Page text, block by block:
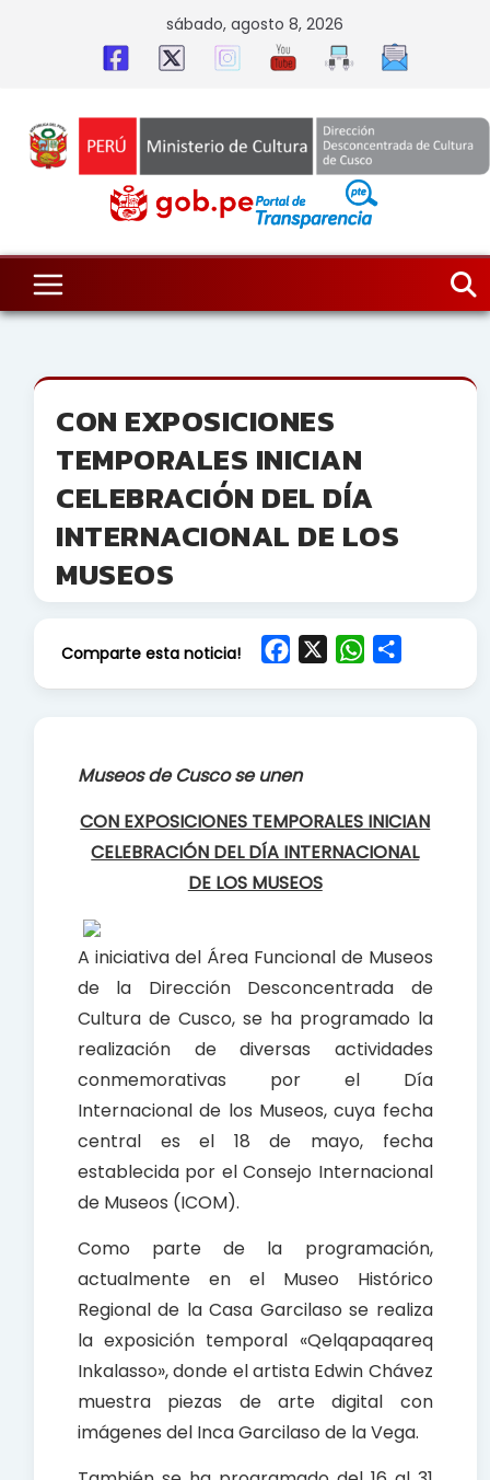
sábado, agosto 8, 2026
CON EXPOSICIONES
TEMPORALES INICIAN
CELEBRACIÓN DEL DÍA
INTERNACIONAL DE LOS
MUSEOS
Comparte esta noticia!
o
k
W
p
p
Museos de Cusco se unen
CON EXPOSICIONES TEMPORALES INICIAN
CELEBRACIÓN DEL DÍA INTERNACIONAL
DE LOS MUSEOS
A iniciativa del Área Funcional de Museos
de la Dirección Desconcentrada de
Cultura de Cusco, se ha programado la
realización de diversas actividades
conmemorativas por el Día
Internacional de los Museos, cuya fecha
central es el 18 de mayo, fecha
establecida por el Consejo Internacional
de Museos (ICOM).
Como parte de la programación,
actualmente en el Museo Histórico
Regional de la Casa Garcilaso se realiza
la exposición temporal «Qelqapaqareq
Inkalasso», donde el artista Edwin Chávez
muestra piezas de arte digital con
imágenes del Inca Garcilaso de la Vega.